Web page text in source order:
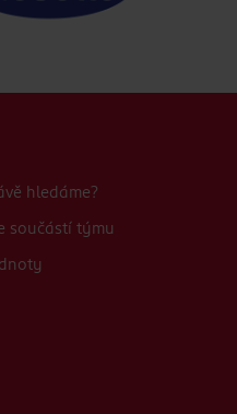
hledáme?
součástí týmu